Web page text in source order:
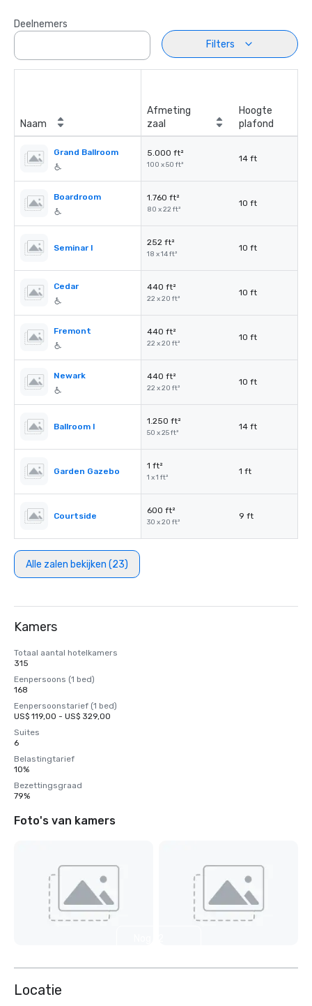
Deelnemers
Filters
Naam
Afmeting
zaal
Hoogte
plafond
Grand Ballroom 5.000 ft²
100 x 50 ft²
14 ft
Boardroom 1.760 ft²
80 x 22 ft²
10 ft
Seminar I
252 ft²
18 x 14 ft²
10 ft
Cedar 440 ft²
22 x 20 ft²
10 ft
Fremont 440 ft²
22 x 20 ft²
10 ft
Newark 440 ft²
22 x 20 ft²
10 ft
Ballroom I
1.250 ft²
50 x 25 ft²
14 ft
Garden Gazebo
1 ft²
1 x 1 ft²
1 ft
Courtside
600 ft²
30 x 20 ft²
9 ft
Alle zalen bekijken (23)
Kamers
Totaal aantal hotelkamers
315
Eenpersoons (1 bed)
168
Eenpersoonstarief (1 bed)
US$ 119,00 - US$ 329,00
Suites
6
Belastingtarief
10%
Bezettingsgraad
79%
Foto's van kamers
Locatie